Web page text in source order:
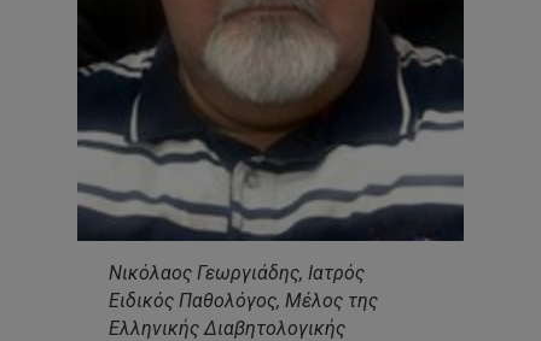
Νικόλαος Γεωργιάδης, Ιατρός
Ειδικός Παθολόγος, Μέλος της
Ελληνικής Διαβητολογικής